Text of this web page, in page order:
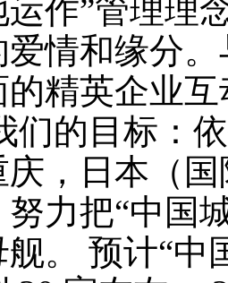
运作”管理理
爱情和缘分
的精英企业
的目标：依
庆，日本（
力把“中国
。 预计“中